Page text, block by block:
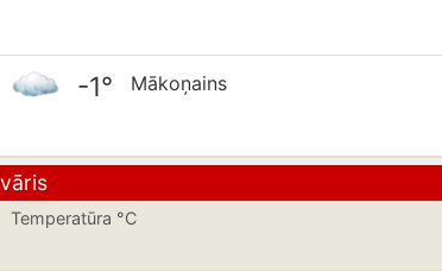
-1° Mākoņains
Temperatūra °C